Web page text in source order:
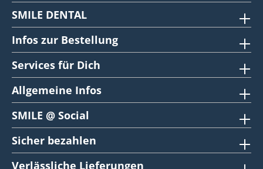
SMILE DENTAL
Infos zur Bestellung
Services für Dich
Allgemeine Infos
SMILE @ Social
Sicher bezahlen
Verlässliche Lieferungen